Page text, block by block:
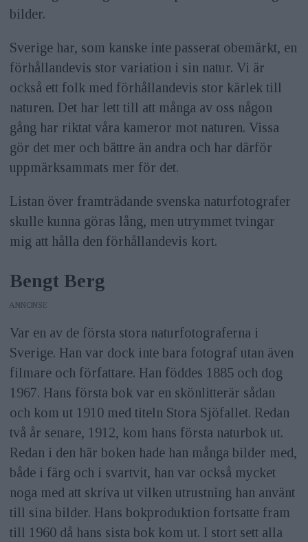
bilder.
Sverige har, som kanske inte passerat obemärkt, en
förhållandevis stor variation i sin natur. Vi är
också ett folk med förhållandevis stor kärlek till
naturen. Det har lett till att många av oss någon
gång har riktat våra kameror mot naturen. Vissa
gör det mer och bättre än andra och har därför
uppmärksammats mer för det.
Listan över framträdande svenska naturfotografer
skulle kunna göras lång, men utrymmet tvingar
mig att hålla den förhållandevis kort.
Bengt Berg
ANNONS
Var en av de första stora naturfotograferna i
Sverige. Han var dock inte bara fotograf utan även
filmare och författare. Han föddes 1885 och dog
1967. Hans första bok var en skönlitterär sådan
och kom ut 1910 med titeln Stora Sjöfallet. Redan
två år senare, 1912, kom hans första naturbok ut.
Redan i den här boken hade han många bilder med,
både i färg och i svartvit, han var också mycket
noga med att skriva ut vilken utrustning han använt
till sina bilder. Hans bokproduktion fortsatte fram
till 1960 då hans sista bok kom ut. I stort sett alla